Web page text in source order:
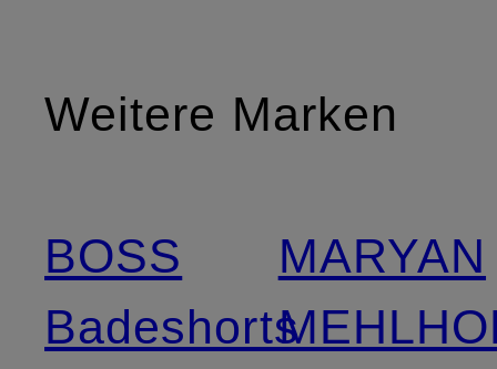
Weitere Marken
BOSS
Badeshorts
MARYAN